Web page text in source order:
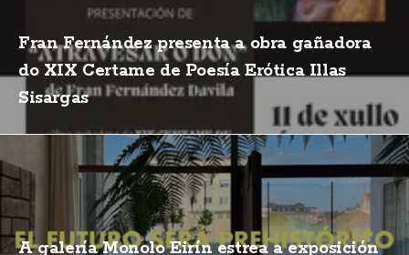
Fran Fernández presenta a obra gañadora
do XIX Certame de Poesía Erótica Illas
Sisargas
A galería Monolo Eirín estrea a exposición